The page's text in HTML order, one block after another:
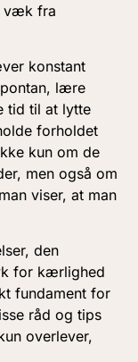
væk fra
konstant
lære
tid til at lytte
forholdet
kun om de
men også om
viser, at man
den
for kærlighed
fundament for
råd og tips
overlever,